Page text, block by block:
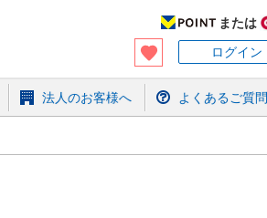
または
ログイン
法人のお客様へ よくあるご質問